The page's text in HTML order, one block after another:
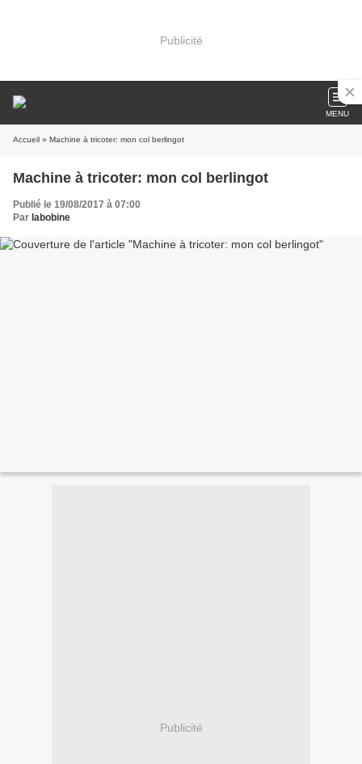
Publicité
MENU
Accueil » Machine à tricoter: mon col berlingot
Machine à tricoter: mon col berlingot
Publié le 19/08/2017 à 07:00
Par labobine
Publicité